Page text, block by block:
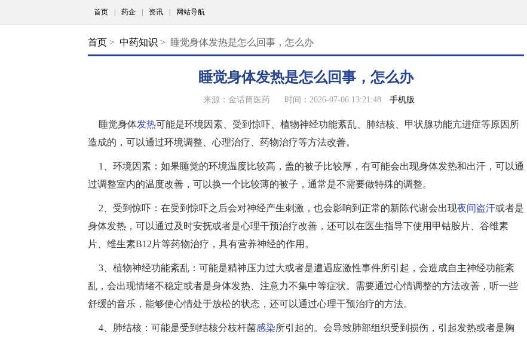
首页 药企 资讯 网站导航
首页 > 中药知识 > 睡觉身体发热是怎么回事，怎么办
睡觉身体发热是怎么回事，怎么办
来源：金话筒医药 时间：2026-07-06 13:21:48 手机版
睡觉身体发热可能是环境因素、受到惊吓、植物神经功能紊乱、肺结核、甲状腺功能亢进症等原因所
造成的，可以通过环境调整、心理治疗、药物治疗等方法改善。
1、环境因素：如果睡觉的环境温度比较高，盖的被子比较厚，有可能会出现身体发热和出汗，可以通
过调整室内的温度改善，可以换一个比较薄的被子，通常是不需要做特殊的调整。
2、受到惊吓：在受到惊吓之后会对神经产生刺激，也会影响到正常的新陈代谢会出现夜间盗汗或者是
身体发热，可以通过及时安抚或者是心理干预治疗改善，还可以在医生指导下使用甲钴胺片、谷维素
片、维生素B12片等药物治疗，具有营养神经的作用。
3、植物神经功能紊乱：可能是精神压力过大或者是遭遇应激性事件所引起，会造成自主神经功能紊
乱，会出现情绪不稳定或者是身体发热、注意力不集中等症状。需要通过心情调整的方法改善，听一些
舒缓的音乐，能够使心情处于放松的状态，还可以通过心理干预治疗的方法。
4、肺结核：可能是受到结核分枝杆菌感染所引起的。会导致肺部组织受到损伤，引起发热或者是胸